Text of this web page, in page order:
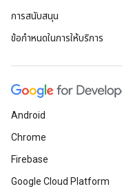
การสนับสนุน
ข้อกำหนดในการให้บริการ
Android
Chrome
Firebase
Google Cloud Platform